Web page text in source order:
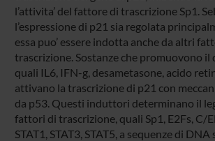
l’attivita’ del fattore di trascrizione Sp1.
l’espressione di p21 sia regolata
essa puo’ essere indotta anche da altri
trascrizione. Sostanze che promuovono
quali IL6, IFN-g, desametasone, acido
attivano la trascrizione di p21 con
da p53. Questi induttori determinano il
fattori di trascrizione, quali Sp1, E2Fs, C/
STAT1, STAT3, STAT5, a sequenze di